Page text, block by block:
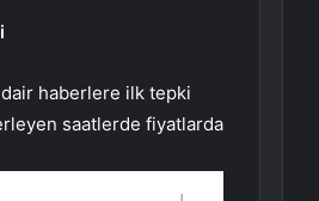
dair haberlere ilk tepki
saatlerde fiyatlarda